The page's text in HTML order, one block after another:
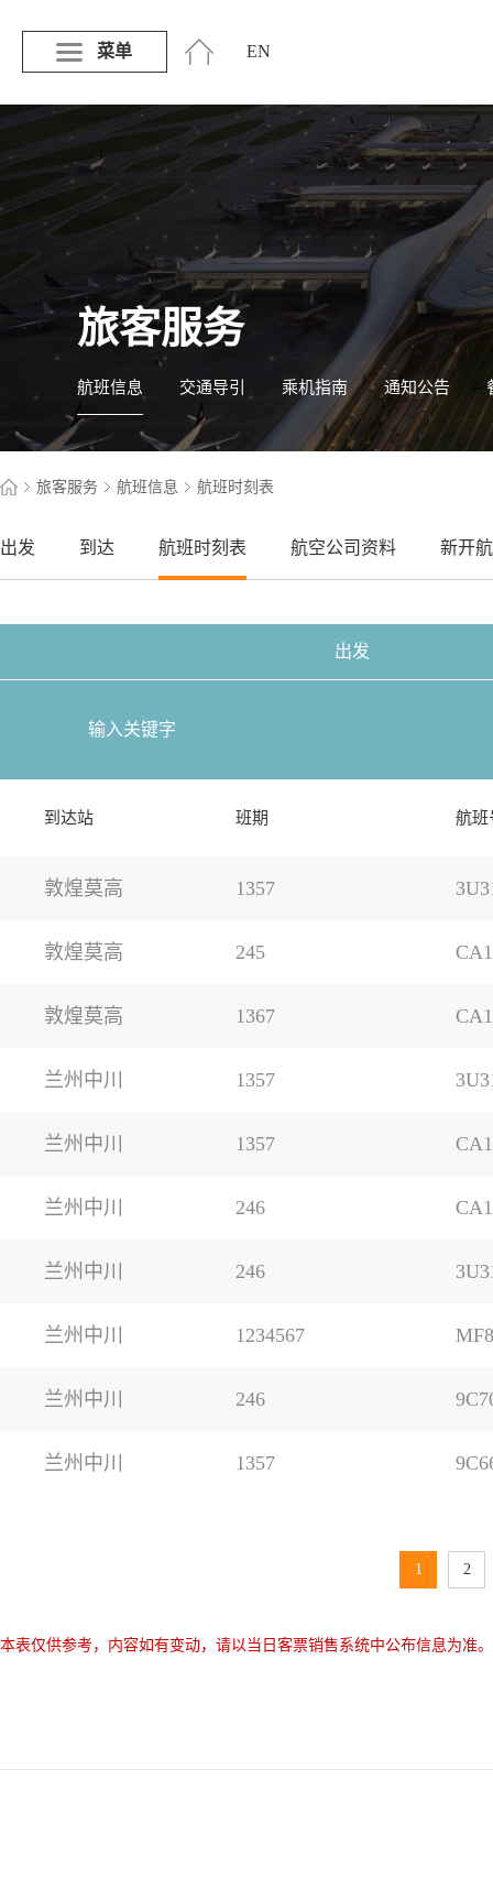
菜单 EN
旅客服务
航班信息 交通导引 乘机指南 通知公告
旅客服务 航班信息 航班时刻表
出发 到达 航班时刻表 航空公司资料 新开
出发
到达站 班期 航班
敦煌莫高 1357
敦煌莫高 245
敦煌莫高 1367
兰州中川 1357
兰州中川 1357
兰州中川 246
兰州中川 246
兰州中川 1234567
兰州中川 246
兰州中川 1357
1 2
本表仅供参考，内容如有变动，请以当日客票销售系统中公布信息为准